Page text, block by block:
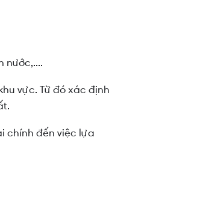
nước,....
vực. Từ đó xác định
chính đến việc lựa